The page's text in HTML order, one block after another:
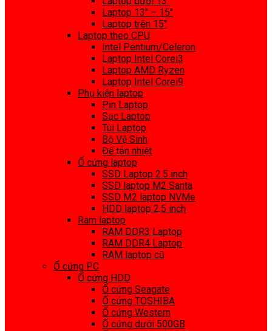
Laptop 13″ – 15″
Laptop trên 15″
Laptop theo CPU
Intel Pentium/Celeron
Laptop Intel Corei3
Laptop AMD Ryzen
Laptop Intel Corei9
Phụ kiện laptop
Pin Laptop
Sạc Laptop
Túi Laptop
Bộ Vệ Sinh
Đế tản nhiệt
Ổ cứng laptop
SSD Laptop 2.5 inch
SSD laptop M2 Santa
SSD M2 laptop NVMe
HDD laptop 2.5 inch
Ram laptop
RAM DDR3 Laptop
RAM DDR4 Laptop
RAM laptop cũ
Ổ cứng PC
Ổ cứng HDD
Ổ cứng Seagate
Ổ cứng TOSHIBA
Ổ cứng Western
Ổ cứng dưới 500GB